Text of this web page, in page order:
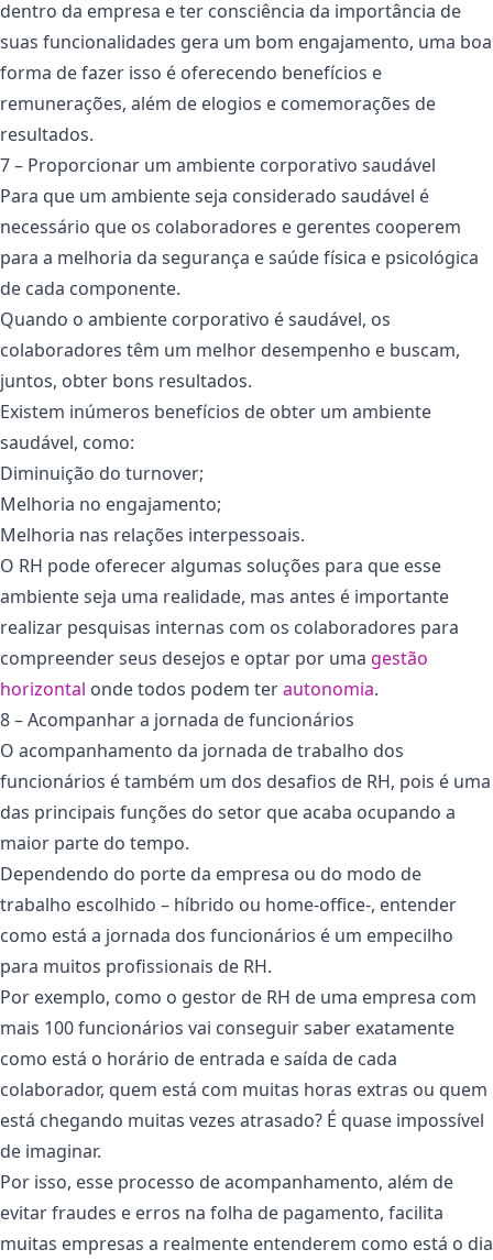
dentro da empresa e ter consciência da importância de
suas funcionalidades gera um bom engajamento, uma boa
forma de fazer isso é oferecendo benefícios e
remunerações, além de elogios e comemorações de
resultados.
7 – Proporcionar um ambiente corporativo saudável
Para que um ambiente seja considerado saudável é
necessário que os colaboradores e gerentes cooperem
para a melhoria da segurança e saúde física e psicológica
de cada componente.
Quando o ambiente corporativo é saudável, os
colaboradores têm um melhor desempenho e buscam,
juntos, obter bons resultados.
Existem inúmeros benefícios de obter um ambiente
saudável, como:
Diminuição do turnover;
Melhoria no engajamento;
Melhoria nas relações interpessoais.
O RH pode oferecer algumas soluções para que esse
ambiente seja uma realidade, mas antes é importante
realizar pesquisas internas com os colaboradores para
compreender seus desejos e optar por uma gestão
horizontal onde todos podem terautonomia.
8 – Acompanhar a jornada de funcionários
O acompanhamento da jornada de trabalho dos
funcionários é também um dos desafios de RH, pois é uma
das principais funções do setor que acaba ocupando a
maior parte do tempo.
Dependendo do porte da empresa ou do modo de
trabalho escolhido – híbrido ou home-office-, entender
como está a jornada dos funcionários é um empecilho
para muitos profissionais de RH.
Por exemplo, como o gestor de RH de uma empresa com
mais 100 funcionários vai conseguir saber exatamente
como está o horário de entrada e saída de cada
colaborador, quem está com muitas horas extras ou quem
está chegando muitas vezes atrasado? É quase impossível
de imaginar.
Por isso, esse processo de acompanhamento, além de
evitar fraudes e erros na folha de pagamento, facilita
muitas empresas a realmente entenderem como está o dia